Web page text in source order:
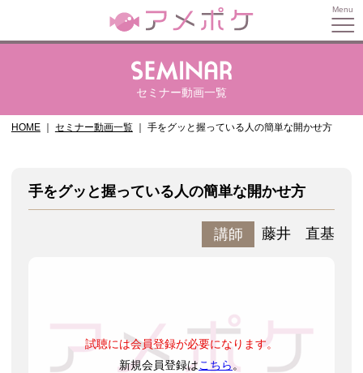
セミナー動画一覧
HOME セミナー動画一覧 手をグッと握っている人の簡単な開かせ方
手をグッと握っている人の簡単な開かせ方
講師 藤井 直基
試聴には会員登録が必要になります。
新規会員登録はこちら。